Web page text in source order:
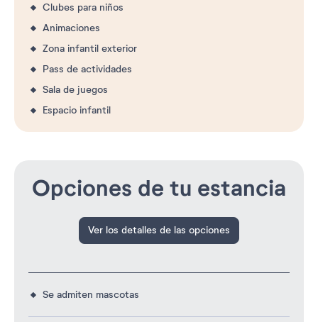
Clubes para niños
Animaciones
Zona infantil exterior
Pass de actividades
Sala de juegos
Espacio infantil
Opciones de tu estancia
Ver los detalles de las opciones
Se admiten mascotas